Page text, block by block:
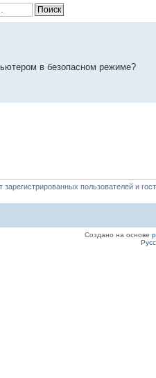
в безопасном режиме?
пользователей и
Создано на основе